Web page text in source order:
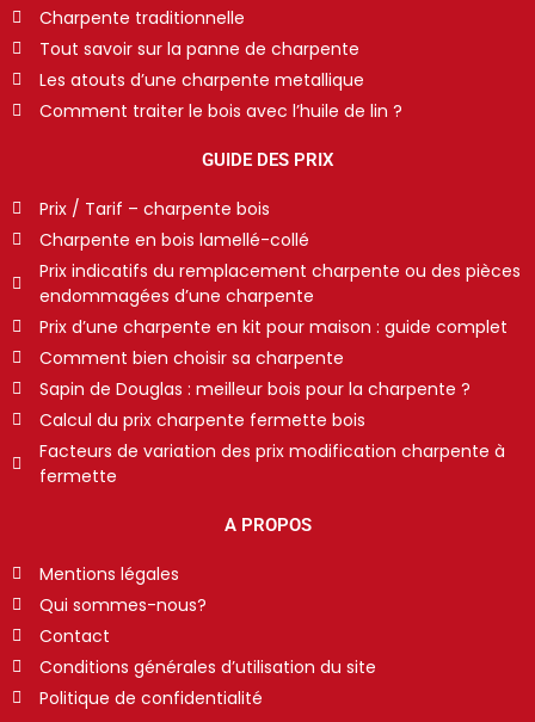
Charpente traditionnelle
Tout savoir sur la panne de charpente
Les atouts d’une charpente metallique
Comment traiter le bois avec l’huile de lin ?
GUIDE DES PRIX
Prix / Tarif – charpente bois
Charpente en bois lamellé-collé
Prix indicatifs du remplacement charpente ou des pièces
endommagées d’une charpente
Prix d’une charpente en kit pour maison : guide complet
Comment bien choisir sa charpente
Sapin de Douglas : meilleur bois pour la charpente ?
Calcul du prix charpente fermette bois
Facteurs de variation des prix modification charpente à
fermette
A PROPOS
Mentions légales
Qui sommes-nous?
Contact
Conditions générales d’utilisation du site
Politique de confidentialité